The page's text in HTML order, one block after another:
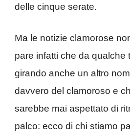
delle cinque serate.
Ma le notizie clamorose
pare infatti che da qualche
girando anche un altro
davvero del clamoroso e
sarebbe mai aspettato di
palco: ecco di chi stiamo